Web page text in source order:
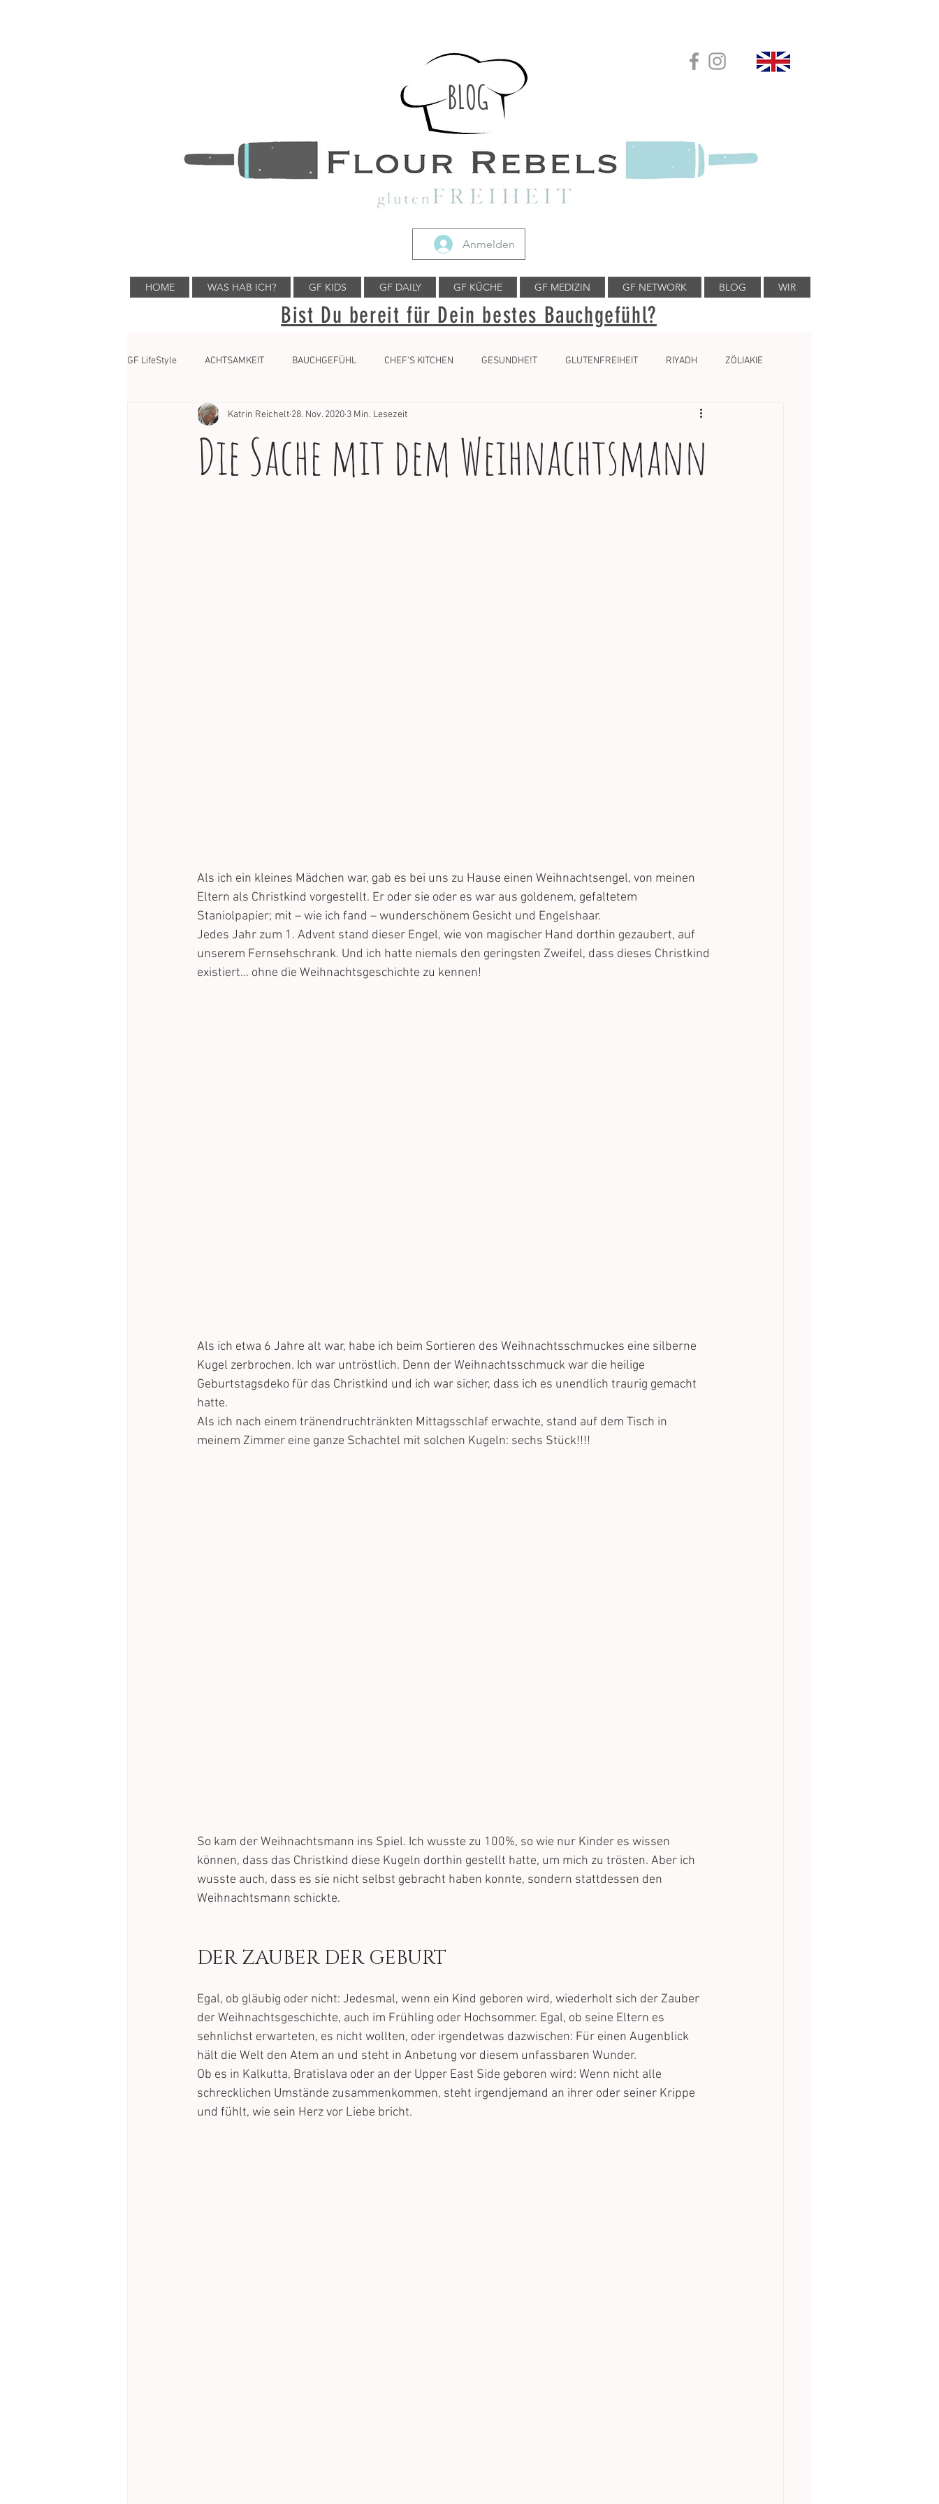
BLOG
Anmelden
HOME WAS HAB ICH? GF KIDS GF DAILY GF KÜCHE GF MEDIZIN GF NETWORK BLOG WIR
Bist Du bereit für Dein bestes Bauchgefühl?
GF LifeStyle ACHTSAMKEIT BAUCHGEFÜHL CHEF'S KITCHEN GESUNDHE!T GLUTENFREIHEIT RIYADH ZÖLIAKIE
Die Sache mit dem Weihnachtsmann
Katrin Reichelt 28. Nov. 2020 3 Min. Lesezeit
Als ich ein kleines Mädchen war, gab es bei uns zu Hause einen Weihnachtsengel, von meinen
Eltern als Christkind vorgestellt. Er oder sie oder es war aus goldenem, gefaltetem
Staniolpapier; mit – wie ich fand – wunderschönem Gesicht und Engelshaar.
Jedes Jahr zum 1. Advent stand dieser Engel, wie von magischer Hand dorthin gezaubert, auf
unserem Fernsehschrank. Und ich hatte niemals den geringsten Zweifel, dass dieses Christkind
existiert… ohne die Weihnachtsgeschichte zu kennen!
Als ich etwa 6 Jahre alt war, habe ich beim Sortieren des Weihnachtsschmuckes eine silberne
Kugel zerbrochen. Ich war untröstlich. Denn der Weihnachtsschmuck war die heilige
Geburtstagsdeko für das Christkind und ich war sicher, dass ich es unendlich traurig gemacht
hatte.
Als ich nach einem tränendruchtränkten Mittagsschlaf erwachte, stand auf dem Tisch in
meinem Zimmer eine ganze Schachtel mit solchen Kugeln: sechs Stück!!!!
So kam der Weihnachtsmann ins Spiel. Ich wusste zu 100%, so wie nur Kinder es wissen
können, dass das Christkind diese Kugeln dorthin gestellt hatte, um mich zu trösten. Aber ich
wusste auch, dass es sie nicht selbst gebracht haben konnte, sondern stattdessen den
Weihnachtsmann schickte.
DER ZAUBER DER GEBURT
Egal, ob gläubig oder nicht: Jedesmal, wenn ein Kind geboren wird, wiederholt sich der Zauber
der Weihnachtsgeschichte, auch im Frühling oder Hochsommer. Egal, ob seine Eltern es
sehnlichst erwarteten, es nicht wollten, oder irgendetwas dazwischen: Für einen Augenblick
hält die Welt den Atem an und steht in Anbetung vor diesem unfassbaren Wunder.
Ob es in Kalkutta, Bratislava oder an der Upper East Side geboren wird: Wenn nicht alle
schrecklichen Umstände zusammenkommen, steht irgendjemand an ihrer oder seiner Krippe
und fühlt, wie sein Herz vor Liebe bricht.